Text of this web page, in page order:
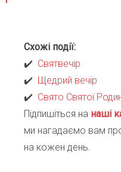
Схожі події:
✔️ Святвечір
✔️ Щедрий вечір
✔️ Свято Святої
Підпишіться на наші
ми нагадаємо вам про
на кожен день.